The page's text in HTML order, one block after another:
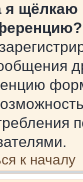
я щёлкаю
к началу